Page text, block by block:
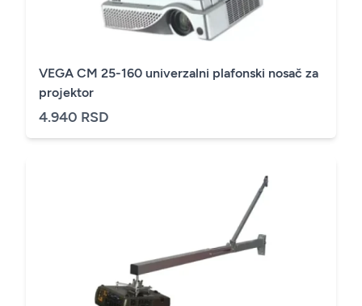
VEGA CM 25-160 univerzalni plafonski nosač za
projektor
4.940 RSD